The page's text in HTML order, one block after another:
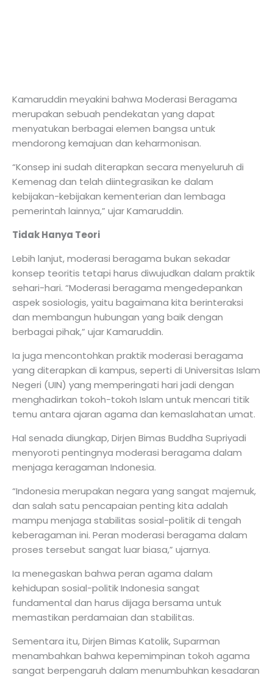
Kamaruddin meyakini bahwa Moderasi Beragama
merupakan sebuah pendekatan yang dapat
menyatukan berbagai elemen bangsa untuk
mendorong kemajuan dan keharmonisan.
“Konsep ini sudah diterapkan secara menyeluruh di
Kemenag dan telah diintegrasikan ke dalam
kebijakan-kebijakan kementerian dan lembaga
pemerintah lainnya,” ujar Kamaruddin.
Tidak Hanya Teori
Lebih lanjut, moderasi beragama bukan sekadar
konsep teoritis tetapi harus diwujudkan dalam praktik
sehari-hari. “Moderasi beragama mengedepankan
aspek sosiologis, yaitu bagaimana kita berinteraksi
dan membangun hubungan yang baik dengan
berbagai pihak,” ujar Kamaruddin.
Ia juga mencontohkan praktik moderasi beragama
yang diterapkan di kampus, seperti di Universitas Islam
Negeri (UIN) yang memperingati hari jadi dengan
menghadirkan tokoh-tokoh Islam untuk mencari titik
temu antara ajaran agama dan kemaslahatan umat.
Hal senada diungkap, Dirjen Bimas Buddha Supriyadi
menyoroti pentingnya moderasi beragama dalam
menjaga keragaman Indonesia.
“Indonesia merupakan negara yang sangat majemuk,
dan salah satu pencapaian penting kita adalah
mampu menjaga stabilitas sosial-politik di tengah
keberagaman ini. Peran moderasi beragama dalam
proses tersebut sangat luar biasa,” ujarnya.
Ia menegaskan bahwa peran agama dalam
kehidupan sosial-politik Indonesia sangat
fundamental dan harus dijaga bersama untuk
memastikan perdamaian dan stabilitas.
Sementara itu, Dirjen Bimas Katolik, Suparman
menambahkan bahwa kepemimpinan tokoh agama
sangat berpengaruh dalam menumbuhkan kesadaran